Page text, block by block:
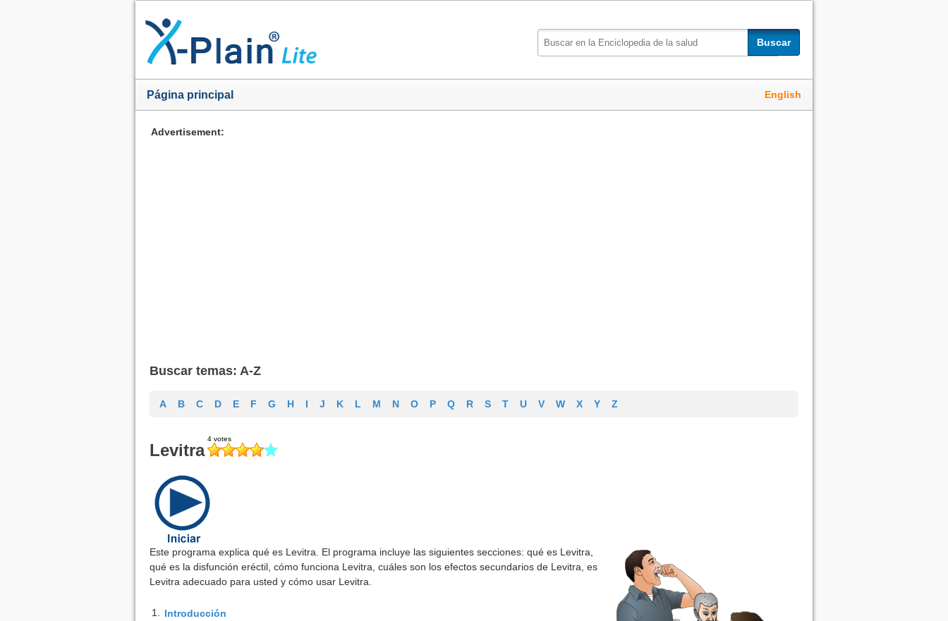
Buscar
Página principal English
Advertisement:
Buscar temas: A-Z
A B C D E F G H I J K L M N O P Q R S T U V W X Y Z
Levitra
Este programa explica qué es Levitra. El programa incluye las siguientes secciones: qué es Levitra,
qué es la disfunción eréctil, cómo funciona Levitra, cuáles son los efectos secundarios de Levitra, es
Levitra adecuado para usted y cómo usar Levitra.
1. Introducción